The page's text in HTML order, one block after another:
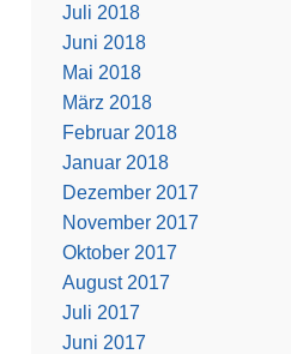
Juli 2018
Juni 2018
Mai 2018
März 2018
Februar 2018
Januar 2018
Dezember 2017
November 2017
Oktober 2017
August 2017
Juli 2017
Juni 2017